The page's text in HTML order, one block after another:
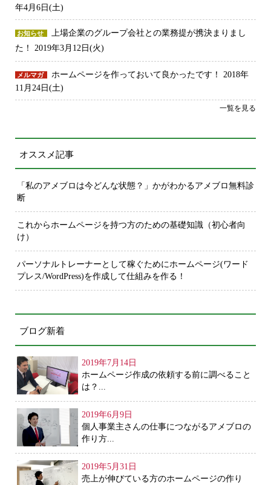
年4月6日(土)
お知らせ
上場企業のグループ会社との業務提が携決まりまし
た！ 2019年3月12日(火)
メルマガ ホームページを作っておいて良かったです！ 2018年
11月24日(土)
一覧を見る
オススメ記事
「私のアメブロは今どんな状態？」かがわかるアメブロ無料診
断
これからホームページを持つ方のための基礎知識（初心者向
け）
パーソナルトレーナーとして稼ぐためにホームページ(ワード
プレス/WordPress)を作成して仕組みを作る！
ブログ新着
2019年7月14日
ホームページ作成の依頼する前に調べること
は？...
2019年6月9日
個人事業主さんの仕事につながるアメブロの
作り方...
2019年5月31日
売上が伸びている方のホームページの作り